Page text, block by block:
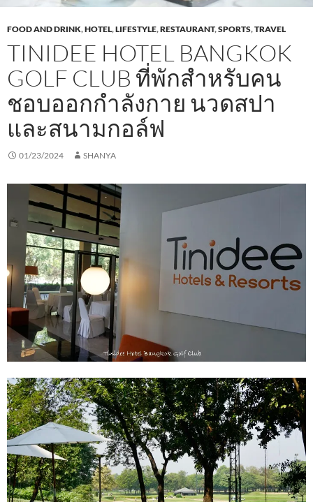
FOOD AND DRINK,HOTEL,LIFESTYLE,RESTAURANT,SPORTS,TRAVEL
TINIDEE HOTEL BANGKOK
GOLF CLUB ที่พักสำหรับคน
ชอบออกกำลังกาย นวดสปา
และสนามกอล์ฟ
01/23/2024 SHANYA